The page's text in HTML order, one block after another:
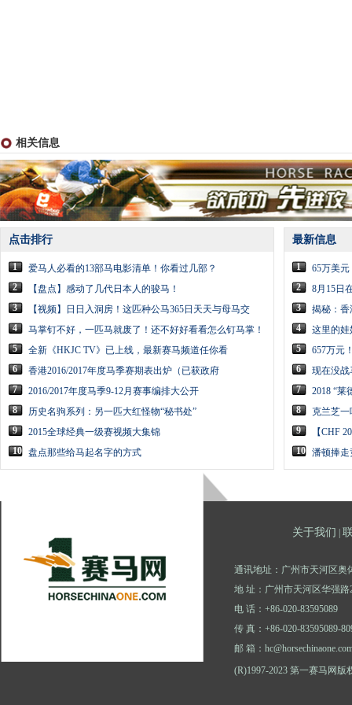
相关信息
点击排行
1
爱马人必看的13部马电影清单！你看过几部？
2
【盘点】感动了几代日本人的骏马！
3
【视频】日日入洞房！这匹种公马365日天天与母马交
4
马掌钉不好，一匹马就废了！还不好好看看怎么钉马掌！
5
全新《HKJC TV》已上线，最新赛马频道任你看
6
香港2016/2017年度马季赛期表出炉（已获政府
7
2016/2017年度马季9-12月赛事编排大公开
8
历史名驹系列：另一匹大红怪物“秘书处”
9
2015全球经典一级赛视频大集锦
10 盘点那些给马起名字的方式
最新信息
1
65万美
2
8月15日
3
揭秘：香
4
这里的娃
5
657万元
6
现在没战
7
2018 “莱
8
克兰芝一
9
【CHF
10 潘顿捧走
关于我们
通讯地址：广州市天河区奥
地 址：广州市天河区华强路
电 话：+86-020-83595089
传 真：+86-020-83595089-
邮 箱：
(R)1997-2023 第一赛马网版